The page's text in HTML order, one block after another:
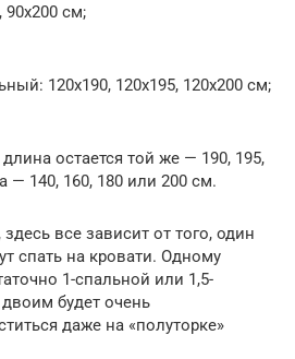
90х200 см;
120х190, 120х195, 120х200 см;
остается той же — 190, 195,
— 140, 160, 180 или 200 см.
все зависит от того, один
спать на кровати. Одному
1-спальной или 1,5-
будет очень
даже на «полуторке»